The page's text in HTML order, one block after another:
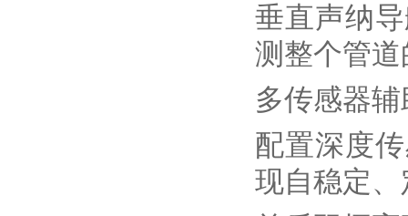
垂直声纳
测整个管
多传感器
配置深度
现自稳定